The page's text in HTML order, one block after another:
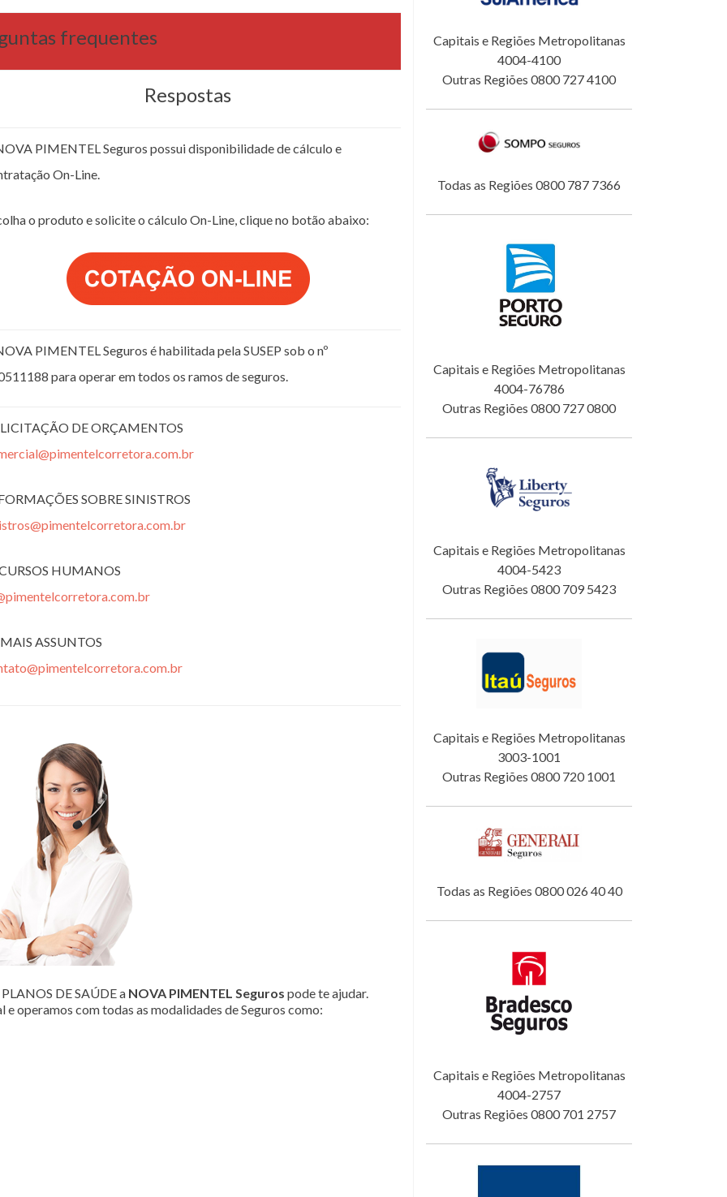
frequentes
Respostas
PIMENTEL Seguros possui disponibilidade de cálculo e
On-Line.
o produto e solicite o cálculo On-Line, clique no botão abaixo:
PIMENTEL Seguros é habilitada pela SUSEP sob o nº
para operar em todos os ramos de seguros.
DE ORÇAMENTOS
SOBRE SINISTROS
HUMANOS
ASSUNTOS
DE SAÚDE a NOVA PIMENTEL Seguros pode te ajudar.
operamos com todas as modalidades de Seguros como:
Capitais e Regiões Metropolitanas
4004-4100
Outras Regiões 0800 727 4100
Todas as Regiões 0800 787 7366
Capitais e Regiões Metropolitanas
4004-76786
Outras Regiões 0800 727 0800
Capitais e Regiões Metropolitanas
4004-5423
Outras Regiões 0800 709 5423
Capitais e Regiões Metropolitanas
3003-1001
Outras Regiões 0800 720 1001
Todas as Regiões 0800 026 40 40
Capitais e Regiões Metropolitanas
4004-2757
Outras Regiões 0800 701 2757